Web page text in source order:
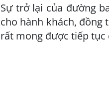
Sự trở lại của đường
cho hành khách, đồng
rất mong được tiếp tục